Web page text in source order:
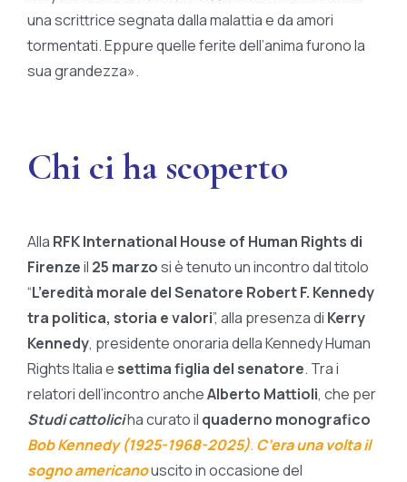
una scrittrice segnata dalla malattia e da amori
tormentati. Eppure quelle ferite dell’anima furono la
sua grandezza».
Chi ci ha scoperto
Alla RFK International House of Human Rights di
Firenzeil 25 marzosi è tenuto un incontro dal titolo
“L’eredità morale del Senatore Robert F. Kennedy
tra politica, storia e valori”, alla presenza di Kerry
Kennedy, presidente onoraria della Kennedy Human
Rights Italia e settima figlia del senatore. Tra i
relatori dell’incontro ancheAlberto Mattioli, che per
Studi cattoliciha curato il quaderno monografico
Bob Kennedy (1925-1968-2025). C’era una volta il
sogno americanouscito in occasione del